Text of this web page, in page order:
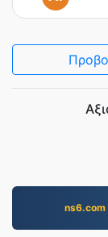
ns6.com